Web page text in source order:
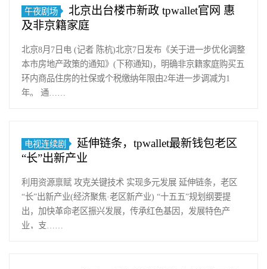
午夜剧场
北京出台楼市新政 tpwallet官网 惠
及非京籍家庭
北京8月7日电 (记者 陈杭)北京7日发布《关于进一步优化调整
本市房地产政策的通知》(下称通知)，明确非京籍家庭购买五
环内商品住房的社保或个税缴纳年限由2年进一步调减为1
年。 通……
电视连续剧
延伸链条，tpwallet最新钱包老区
“长”出新产业
利用资源禀赋 攻克关键技术 实现多元发展 延伸链条，老区
“长”出新产业(经济聚焦·老区新产业) “十五五”规划纲要提
出，加快革命老区振兴发展，传承红色基因，发展特色产
业，支……